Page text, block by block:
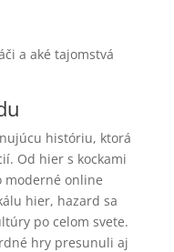
a aké tajomstvá
históriu, ktorá
Od hier s kockami
moderné online
hier, hazard sa
po celom svete.
hry presunuli aj